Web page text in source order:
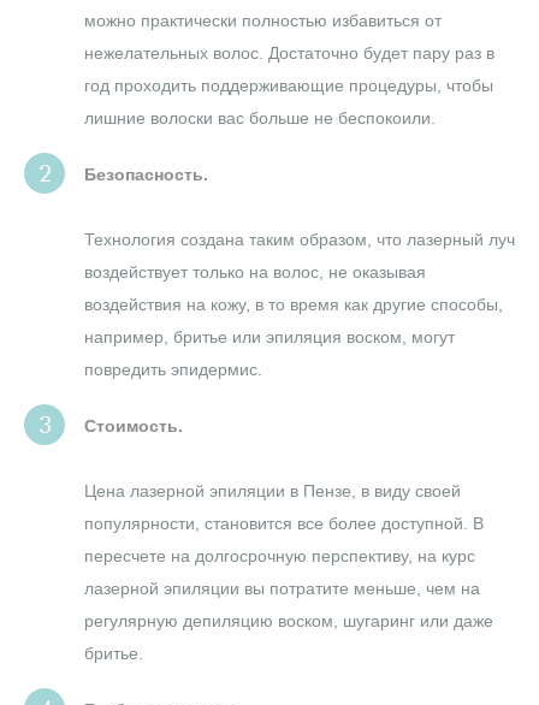
можно практически полностью избавиться от
нежелательных волос. Достаточно будет пару раз в
год проходить поддерживающие процедуры, чтобы
лишние волоски вас больше не беспокоили.
Безопасность.
Технология создана таким образом, что лазерный луч
воздействует только на волос, не оказывая
воздействия на кожу, в то время как другие способы,
например, бритье или эпиляция воском, могут
повредить эпидермис.
Стоимость.
Цена лазерной эпиляции в Пензе, в виду своей
популярности, становится все более доступной. В
пересчете на долгосрочную перспективу, на курс
лазерной эпиляции вы потратите меньше, чем на
регулярную депиляцию воском, шугаринг или даже
бритье.